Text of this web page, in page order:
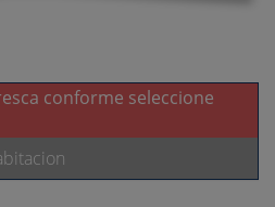
conforme seleccione